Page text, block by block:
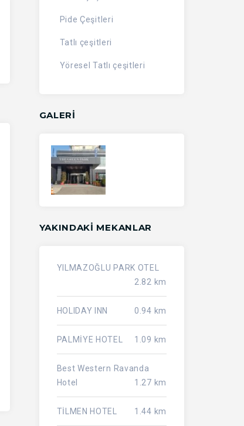
Pide Çeşitleri
Tatlı çeşitleri
Yöresel Tatlı çeşitleri
GALERİ
YAKINDAKI MEKANLAR
YILMAZOĞLU PARK OTEL
2.82 km
HOLIDAY INN 0.94 km
PALMİYE HOTEL 1.09 km
Best Western Ravanda
Hotel
1.27 km
TİLMEN HOTEL 1.44 km